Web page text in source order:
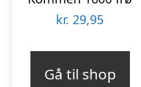
kr. 29,95
Gå til shop